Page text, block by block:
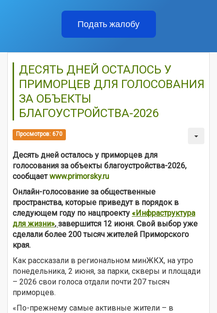
Подать жалобу
ДЕСЯТЬ ДНЕЙ ОСТАЛОСЬ У
ПРИМОРЦЕВ ДЛЯ ГОЛОСОВАНИЯ
ЗА ОБЪЕКТЫ
БЛАГОУСТРОЙСТВА-2026
Просмотров: 670
Десять дней осталось у приморцев для
голосования за объекты благоустройства-2026,
сообщаетwww.primorsky.ru
Онлайн-голосование за общественные
пространства, которые приведут в порядок в
следующем году по нацпроекту «Инфраструктура
для жизни», завершится 12 июня. Свой выбор уже
сделали более 200 тысяч жителей Приморского
края.
Как рассказали в региональном минЖКХ, на утро
понедельника, 2 июня, за парки, скверы и площади
– 2026 свои голоса отдали почти 207 тысяч
приморцев.
«По-прежнему самые активные жители – в